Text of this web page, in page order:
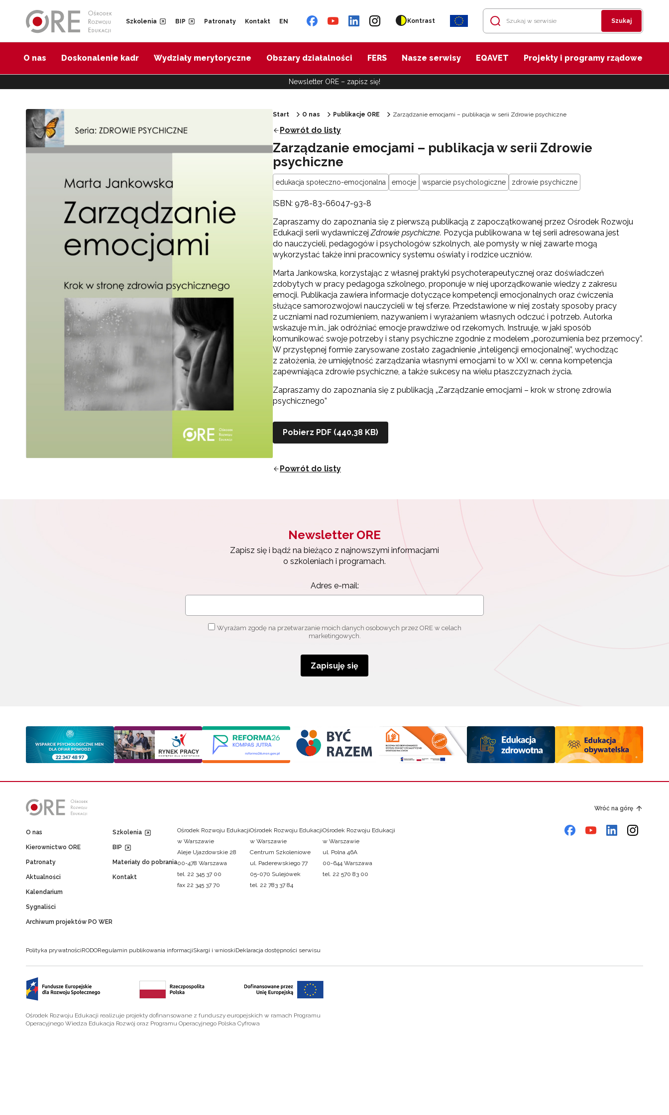
Szkolenia BIP Patronaty Kontakt EN Kontrast Szukaj
O nas Doskonalenie kadr Wydziały merytoryczne Obszary działalności FERS Nasze serwisy EQAVET Projekty i programy rządowe
Newsletter ORE – zapisz się!
Start O nas Publikacje ORE Zarządzanie emocjami – publikacja w serii Zdrowie psychiczne
Powrót do listy
Zarządzanie emocjami – publikacja w serii Zdrowie
psychiczne
edukacja społeczno-emocjonalna emocje wsparcie psychologiczne zdrowie psychiczne
ISBN: 978-83-66047-93-8
Zapraszamy do zapoznania się z pierwszą publikacją z zapoczątkowanej przez Ośrodek Rozwoju
Edukacji serii wydawniczejZdrowie psychiczne. Pozycja publikowana w tej serii adresowana jest
do nauczycieli, pedagogów i psychologów szkolnych, ale pomysły w niej zawarte mogą
wykorzystać także inni pracownicy systemu oświaty i rodzice uczniów.
Marta Jankowska, korzystając z własnej praktyki psychoterapeutycznej oraz doświadczeń
zdobytych w pracy pedagoga szkolnego, proponuje w niej uporządkowanie wiedzy z zakresu
emocji. Publikacja zawiera informacje dotyczące kompetencji emocjonalnych oraz ćwiczenia
służące samorozwojowi nauczycieli w tej sferze. Przedstawione w niej zostały sposoby pracy
z uczniami nad rozumieniem, nazywaniem i wyrażaniem własnych odczuć i potrzeb. Autorka
wskazuje m.in., jak odróżniać emocje prawdziwe od rzekomych. Instruuje, w jaki sposób
komunikować swoje potrzeby i stany psychiczne zgodnie z modelem „porozumienia bez przemocy”.
W przystępnej formie zarysowane zostało zagadnienie „inteligencji emocjonalnej”, wychodząc
z założenia, że umiejętność zarządzania własnymi emocjami to w XXI w. cenna kompetencja
zapewniająca zdrowie psychiczne, a także sukcesy na wielu płaszczyznach życia.
Zapraszamy do zapoznania się z publikacją „Zarządzanie emocjami – krok w stronę zdrowia
psychicznego”
Pobierz PDF (440,38 KB)
Powrót do listy
Newsletter ORE
Zapisz się i bądź na bieżąco z najnowszymi informacjami
o szkoleniach i programach.
Adres e-mail:
Wyrażam zgodę na przetwarzanie moich danych osobowych przez ORE w celach
marketingowych.
Zapisuję się
Wróć na górę
O nas
Kierownictwo ORE
Patronaty
Aktualności
Kalendarium
Sygnaliści
Archiwum projektów PO WER
Szkolenia
BIP
Materiały do pobrania
Kontakt
Ośrodek Rozwoju Edukacji
w Warszawie
Aleje Ujazdowskie 28
00-478 Warszawa
tel. 22 345 37 00
fax 22 345 37 70
Ośrodek Rozwoju Edukacji
w Warszawie
Centrum Szkoleniowe
ul. Paderewskiego 77
05-070 Sulejówek
tel. 22 783 37 84
Ośrodek Rozwoju Edukacji
w Warszawie
ul. Polna 46A
00-644 Warszawa
tel. 22 570 83 00
Polityka prywatnościRODORegulamin publikowania informacjiSkargi i wnioskiDeklaracja dostępności serwisu
Ośrodek Rozwoju Edukacji realizuje projekty dofinansowane z funduszy europejskich w ramach Programu
Operacyjnego Wiedza Edukacja Rozwój oraz Programu Operacyjnego Polska Cyfrowa
Newsletter ORE
Wyrażam zgodę na przetwarzanie moich danych osobowych przez ORE w